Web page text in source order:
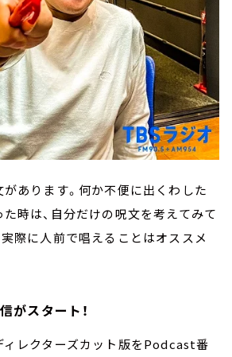
あります。何か不便に出くわした
時は、自分だけの呪文を考えてみて
際に人前で唱えることはオススメ
スタート！
ィレクターズカット版をPodcast番